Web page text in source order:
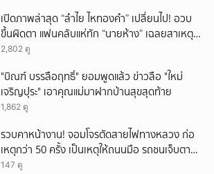
เปิดภาพล่าสุด “ลำไย ไหทองคำ” เปลี่ยนไป! อวบ
ขึ้นผิดตา แฟนคลับแห่ทัก “นายห้าง” เฉลยสาเหตุ
ชัด!
2,802 ดู
"บิณฑ์ บรรลือฤทธิ์" ยอมพูดแล้ว ข่าวลือ "ใหม่
เจริญปุระ" เอาคุณแม่มาฝากบ้านสุขสุดท้าย
1,862 ดู
รวบคาหน้างาน! จอมโจรตัดสายไฟทางหลวง ก่อ
เหตุกว่า 50 ครั้ง เป็นเหตุให้ถนนมือ รถชนเจ็บตาย
หลายสิบราย เสียหายราว 10 ล้าน
147 ดู